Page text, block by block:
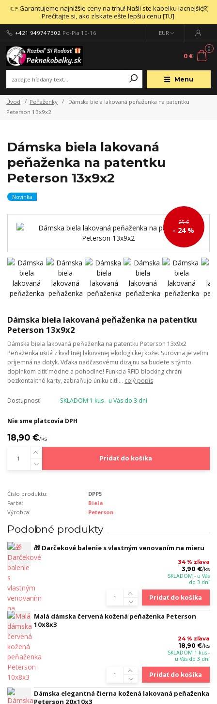
👉 Garantujeme najnižšie ceny na trhu! Našli ste kabelku lacnejšie?
Prečítajte si, ako získate ešte lepšiu cenu [TU].
Menu
EUR
+421 949747302 Po-Pia 10-16
0
0 €
Úvod Peňaženky
Dámska biela lakovaná peňaženka na patentku
Peterson 13x9x2
Dámska biela lakovaná
peňaženka na patentku
Peterson 13x9x2
Novinka
25 €
- 24 %
Dámska biela lakovaná peňaženka na patentku
Peterson 13x9x2
Dámska biela lakovaná peňaženka na patentku Peterson 13x9x2
Peňaženka ušitá z kvalitnej lakovanej ekologickej kože. Surovina je veľmi
príjemná na dotyk. Vďaka nadčasovému dizajnu sa budete s týmto
doplnkom cítiť módne a pohodlne! Funkcia RFID blocking chráni
bezkontaktné karty, zabraňuje úniku citli... celý popis
Dostupnosť SKLADOM 1 kus - u Vás do 3 dní
Nie sme platcovia DPH
18,90 €/ks
Pridať do košíka
Číslo produktu:
DPP5
Farba:
Biela
Výrobca:
Peterson
Podobné produkty
🎁 Darčekové balenie s vlastným venovaním na mieru
34 % zľava
3,90 €/ks
SKLADOM - u Vás
do 3 dní
Pridať do košíka
Malá dámska červená kožená peňaženka Peterson
10x8x3
24 % zľava
18,90 €/ks
SKLADOM 1 kus -
u Vás do 3 dní
Pridať do košíka
Dámska elegantná čierna kožená lakovaná peňaženka
Peterson 20x10x3